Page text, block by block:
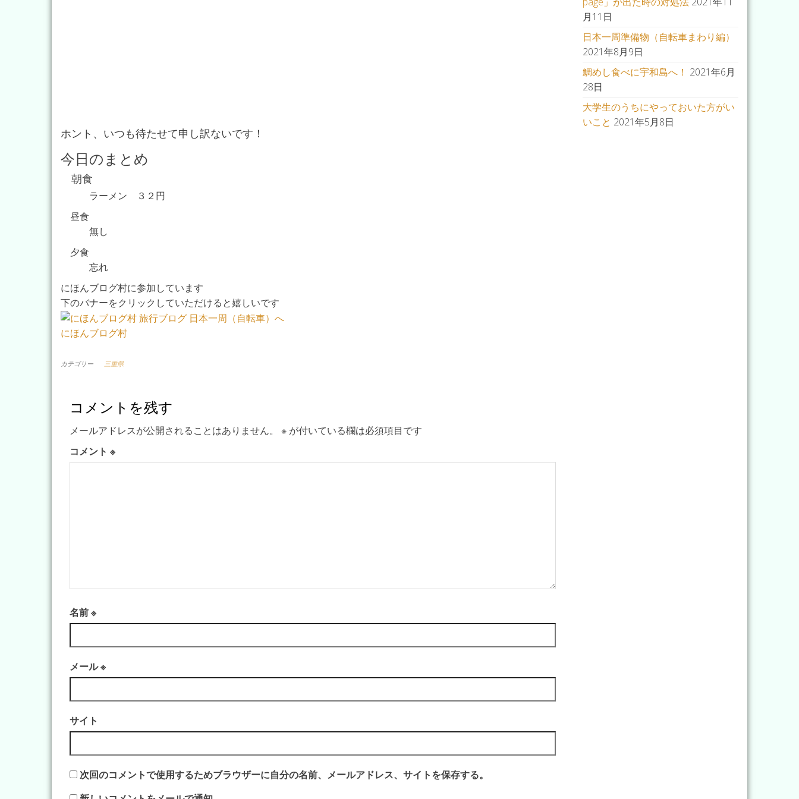
ホント、いつも待たせて申し訳ないです！
今日のまとめ
朝食
ラーメン ３２円
昼食
無し
夕食
忘れ
にほんブログ村に参加しています
下のバナーをクリックしていただけると嬉しいです
にほんブログ村
カテゴリー 三重県
コメントを残す
メールアドレスが公開されることはありません。 ※ が付いている欄は必須項目です
コメント ※
名前※
メール※
サイト
次回のコメントで使用するためブラウザーに自分の名前、メールアドレス、サイトを保存する。
月11日
日本一周準備物（自転車まわり編）
2021年8月9日
鯛めし食べに宇和島へ！ 2021年6月
28日
大学生のうちにやっておいた方がい
いこと 2021年5月8日